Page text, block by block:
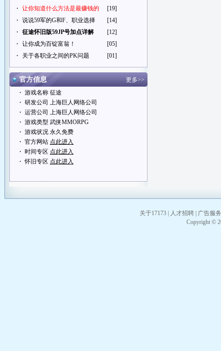
・
让你知道什么方法是最赚钱的
[19]
・
说说59军的G和F、职业选择
[14]
・
征途怀旧版59JP号加点详解
[12]
・
让你成为百锭富翁！
[05]
・
关于各职业之间的PK问题 [01]
官方信息
更多>>
・ 游戏名称 征途
・ 研发公司 上海巨人网络公司
・ 运营公司 上海巨人网络公司
・ 游戏类型 武侠MMORPG
・ 游戏状况 永久免费
・ 官方网站 点此进入
・ 时间专区 点此进入
・ 怀旧专区 点此进入
关于17173 人才招聘
广告服务
Copyright ©